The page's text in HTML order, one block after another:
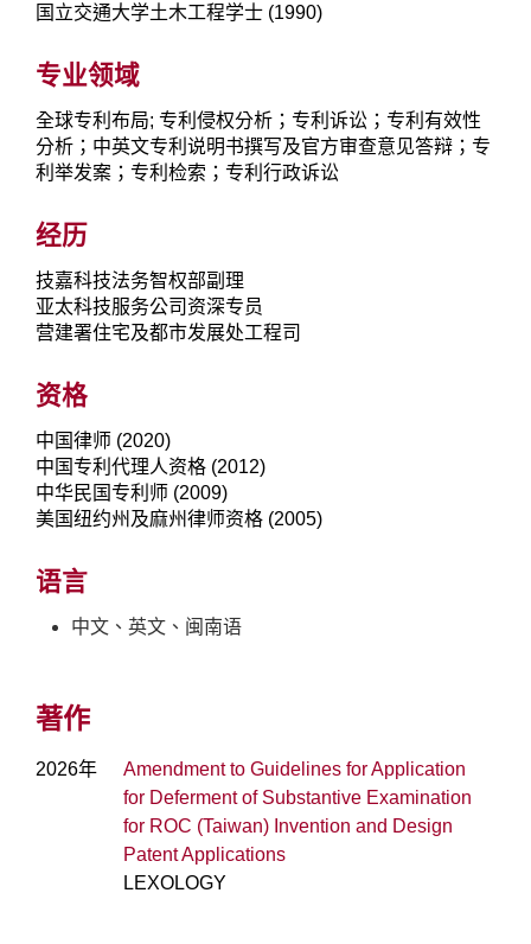
国立交通大学土木工程学士 (1990)
专业领域
全球专利布局; 专利侵权分析；专利诉讼；专利有效性
分析；中英文专利说明书撰写及官方审查意见答辩；专
利举发案；专利检索；专利行政诉讼
经历
技嘉科技法务智权部副理
亚太科技服务公司资深专员
营建署住宅及都市发展处工程司
资格
中国律师 (2020)
中国专利代理人资格 (2012)
中华民国专利师 (2009)
美国纽约州及麻州律师资格 (2005)
语言
中文、英文、闽南语
著作
2026年
Amendment to Guidelines for Application
for Deferment of Substantive Examination
for ROC (Taiwan) Invention and Design
Patent Applications
LEXOLOGY